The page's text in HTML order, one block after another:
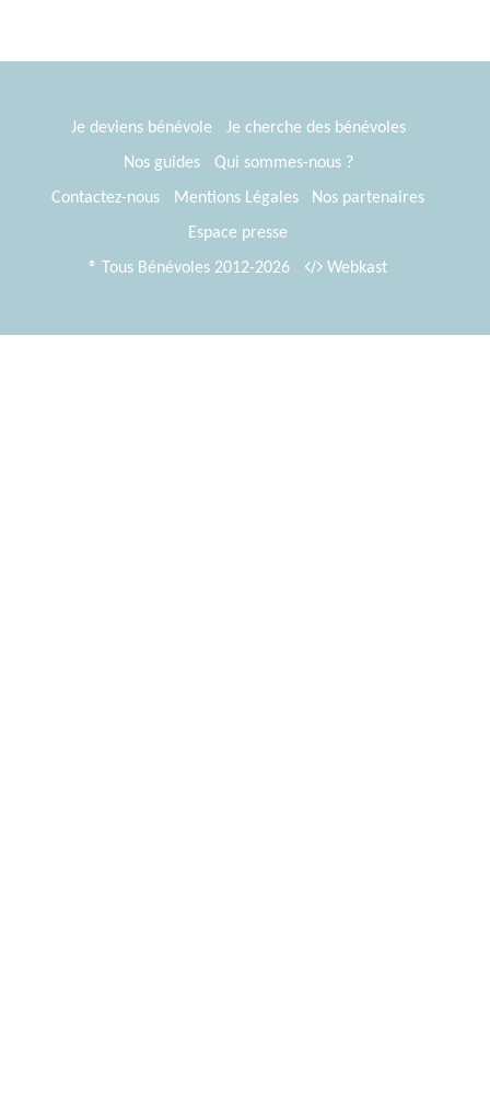
Je deviens bénévole
Je cherche des bénévoles
Nos guides
Qui sommes-nous ?
Contactez-nous
Mentions Légales
Nos partenaires
Espace presse
® Tous Bénévoles 2012-2026
Webkast